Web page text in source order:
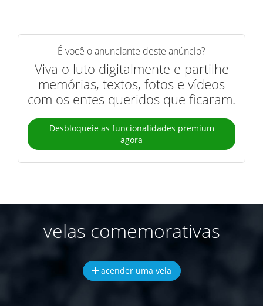
É você o anunciante deste anúncio?
Viva o luto digitalmente e partilhe
memórias, textos, fotos e vídeos
com os entes queridos que ficaram.
Desbloqueie as funcionalidades premium
agora
velas comemorativas
acender uma vela